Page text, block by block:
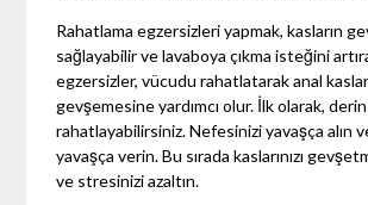
Rahatlama egzersizleri yapmak, kasların
sağlayabilir ve lavaboya çıkma isteğini
egzersizler, vücudu rahatlatarak anal
gevşemesine yardımcı olur. İlk olarak,
rahatlayabilirsiniz. Nefesinizi yavaşça alın
yavaşça verin. Bu sırada kaslarınızı
ve stresinizi azaltın.